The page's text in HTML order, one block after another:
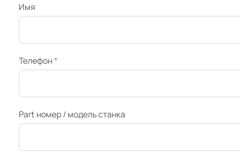
Имя
Телефон*
Part номер / модель станка